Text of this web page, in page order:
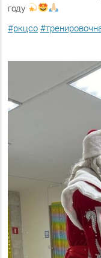
году
#ркцсо